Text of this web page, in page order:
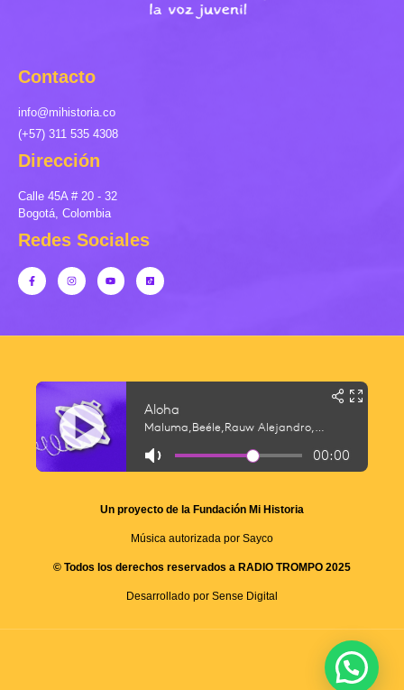
Contacto
info@mihistoria.co
(+57) 311 535 4308
Dirección
Calle 45A # 20 - 32
Bogotá, Colombia
Redes Sociales
Un proyecto de la Fundación Mi Historia
Música autorizada por Sayco
© Todos los derechos reservados a RADIO TROMPO 2025
Desarrollado por Sense Digital